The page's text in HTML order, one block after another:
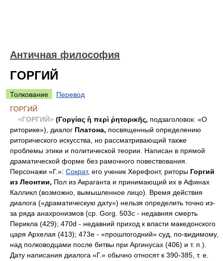
Античная философия
ГОРГИЙ
Толкование
Перевод
ГОРГИЙ
«ГОРГИЙ» (Γοργίας ἢ περὶ ῥητορικῆς, подзаголовок: «О
риторике»), диалог Платона, посвященный определению
риторического искусства, но рассматривающий также
проблемы этики и политической теории. Написан в прямой
драматической форме без рамочного повествования.
Персонажи «Г.»: Сократ, его ученик Херефонт, риторы Горгий
из Леонтии, Пол из Акраганта и принимающий их в Афинах
Калликл (возможно, вымышленное лицо). Время действия
диалога («драматическую дату») нельзя определить точно из-
за ряда анахронизмов (ср. Gorg. 503с - недавняя смерть
Перикла (429); 470d - недавний приход к власти македонского
царя Архелая (413); 473е - «прошлогодний» суд, по-видимому,
над полководцами после битвы при Аргинусах (406) и т. п.).
Дату написания диалога «Г.» обычно относят к 390-385, т. е.